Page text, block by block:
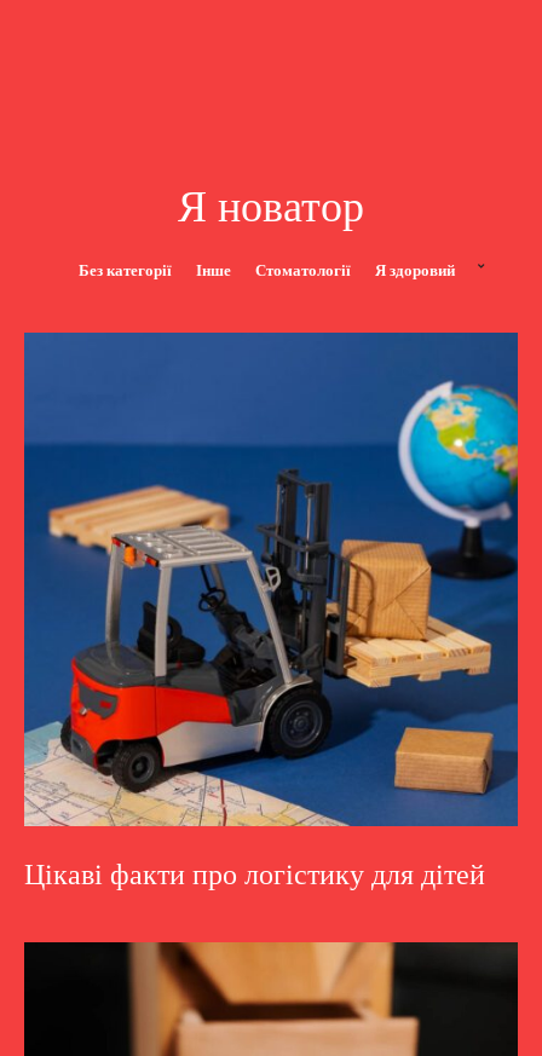
Я новатор
Без категорії Інше Стоматології Я здоровий
Цікаві факти про логістику для дітей